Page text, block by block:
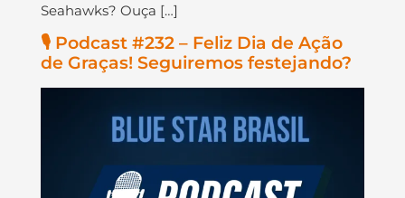
Seahawks? Ouça […]
🎙️ Podcast #232 – Feliz Dia de Ação
de Graças! Seguiremos festejando?